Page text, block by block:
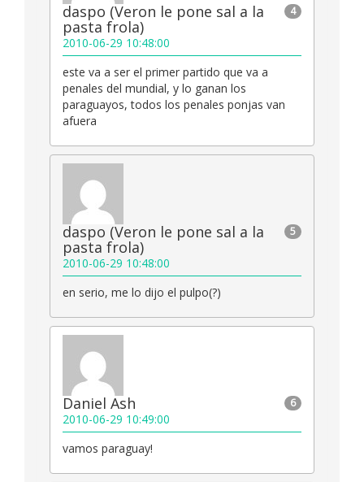
4
daspo (Veron le pone sal a la
pasta frola)
2010-06-29 10:48:00
este va a ser el primer partido que va a
penales del mundial, y lo ganan los
paraguayos, todos los penales ponjas van
afuera
5
daspo (Veron le pone sal a la
pasta frola)
2010-06-29 10:48:00
en serio, me lo dijo el pulpo(?)
6
Daniel Ash
2010-06-29 10:49:00
vamos paraguay!